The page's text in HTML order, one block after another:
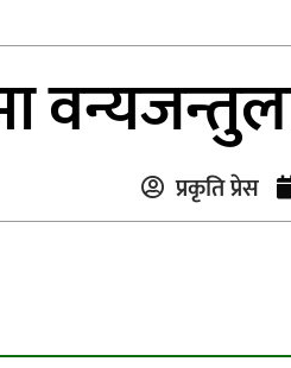
प्रकृति प्रेस